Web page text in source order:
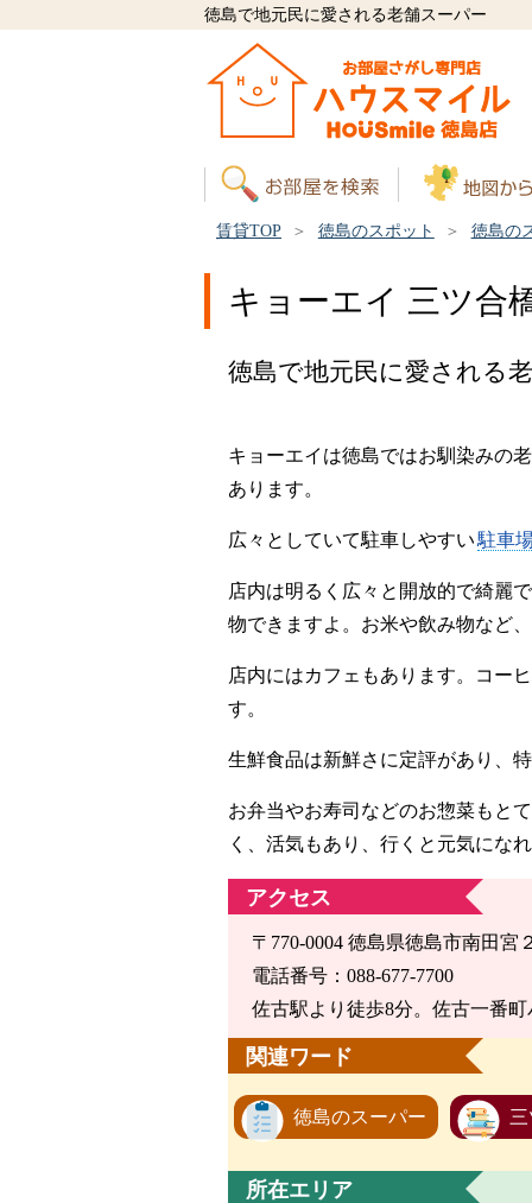
徳島で地元民に愛される老舗スーパー
賃貸TOP 徳島のスポット 徳島の
キョーエイ 三ツ合
徳島で地元民に愛される
キョーエイは徳島ではお馴染みの
あります。
広々としていて駐車しやすい駐車
店内は明るく広々と開放的で綺麗
物できますよ。お米や飲み物など
店内にはカフェもあります。コー
す。
生鮮食品は新鮮さに定評があり、
お弁当やお寿司などのお惣菜もと
く、活気もあり、行くと元気にな
アクセス
〒770-0004 徳島県徳島市南田宮
電話番号：088-677-7700
佐古駅より徒歩8分。佐古一番
関連ワード
徳島のスーパー
所在エリア